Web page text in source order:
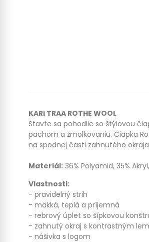
KARI TRAA ROTHE WOOL
Stavte sa pohodlie so štýlovou
pachom a žmolkovaniu. Čiapka
na spodnej časti zahnutého
Materiál: 36% Polyamid, 35%
Vlastnosti:
- pravidelný strih
- mäkká, teplá a príjemná
- rebrový úplet so šípkovou
- zahnutý okraj s kontrastným
- nášivka s logom